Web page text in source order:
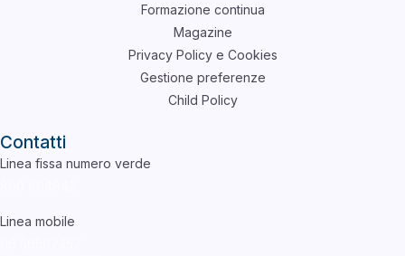
Formazione continua
Magazine
Privacy Policy e Cookies
Gestione preferenze
Child Policy
Contatti
Linea fissa numero verde
Linea mobile